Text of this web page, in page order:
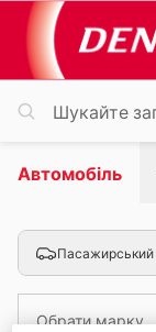
Автомобіль
Пасажирський
Обрати марку